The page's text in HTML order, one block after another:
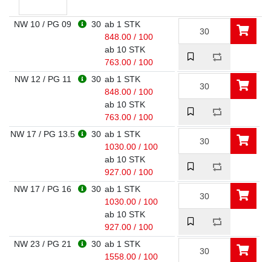
NW 10 / PG 09 30 ab 1 STK
848.00 / 100
ab 10 STK
763.00 / 100
NW 12 / PG 11
30 ab 1 STK
848.00 / 100
ab 10 STK
763.00 / 100
NW 17 / PG 13.5
30 ab 1 STK
1030.00 / 100
ab 10 STK
927.00 / 100
NW 17 / PG 16
30 ab 1 STK
1030.00 / 100
ab 10 STK
927.00 / 100
NW 23 / PG 21
30 ab 1 STK
1558.00 / 100